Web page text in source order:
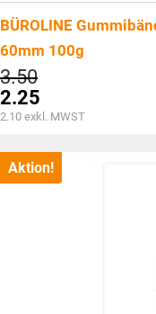
BÜROLINE
60mm 100g
3.50Ursprünglicher
Preis
war:
CHF3.50
2.25
Aktueller
ist:
CHF2.25.
2.10 exkl. MWST
Aktion!